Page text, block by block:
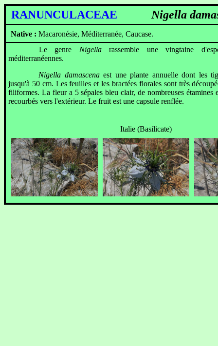
RANUNCULACEAE Nigella
Native : Macaronésie, Méditerranée, Caucase.
Le genre Nigellarassemble une vingtaine
méditerranéennes.
Nigella damascenaest une plante annuelle dont les
jusqu'à 50 cm. Les feuilles et les bractées florales sont très
filiformes. La fleur a 5 sépales bleu clair, de nombreuses étamines
recourbés vers l'extérieur. Le fruit est une capsule renflée.
Italie (Basilicate)